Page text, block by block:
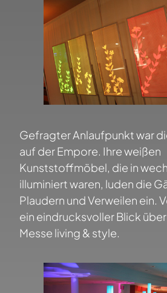
Gefragter Anlaufpunkt war
auf der Empore. Ihre weißen
Kunststoffmöbel, die in
illuminiert waren, luden die
Plaudern und Verweilen ein.
ein eindrucksvoller Blick
Messe living & style.